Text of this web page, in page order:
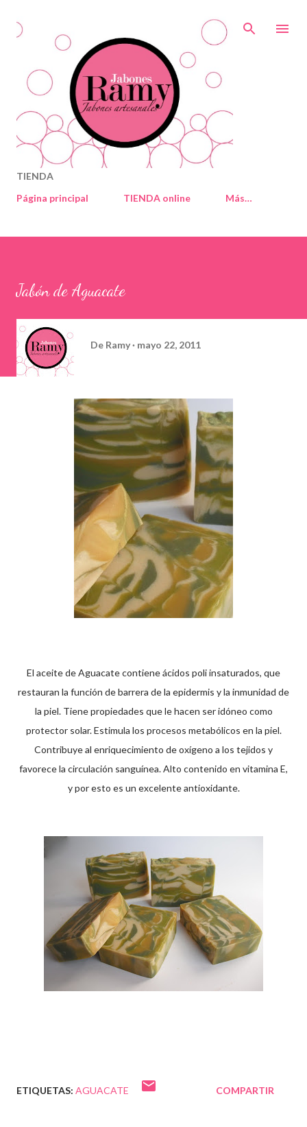
TIENDA
Página principal
TIENDA online Más…
Jabón de Aguacate
De Ramy mayo 22, 2011
El aceite de Aguacate contiene ácidos poli insaturados, que
restauran la función de barrera de la epidermis y la inmunidad de
la piel. Tiene propiedades que le hacen ser idóneo como
protector solar. Estimula los procesos metabólicos en la piel.
Contribuye al enriquecimiento de oxígeno a los tejidos y
favorece la circulación sanguínea. Alto contenido en vitamina E,
y por esto es un excelente antioxidante.
ETIQUETAS: AGUACATE COMPARTIR